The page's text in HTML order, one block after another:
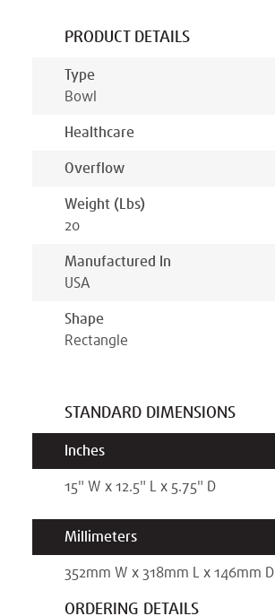
PRODUCT DETAILS
Type
Bowl
Healthcare
Overflow
Weight (lbs)
20
Manufactured In
USA
Shape
Rectangle
STANDARD DIMENSIONS
Inches
15" W x 12.5" L x 5.75" D
Millimeters
352mm W x 318mm L x 146mm D
ORDERING DETAILS